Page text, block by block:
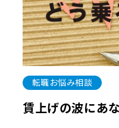
転職お悩み相談
賃上げの波にあ